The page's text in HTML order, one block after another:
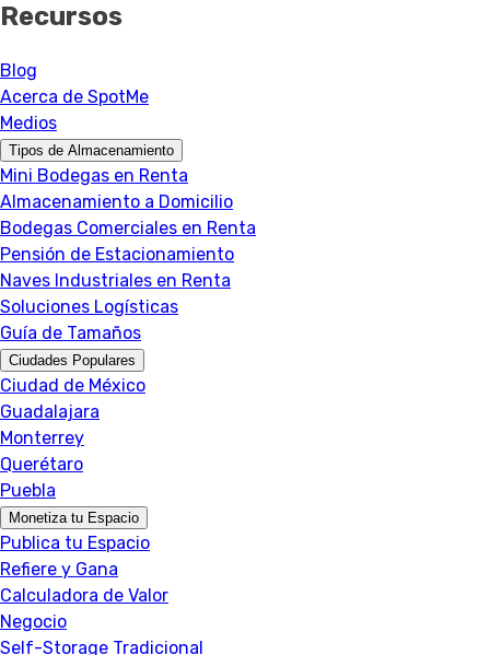
Recursos
Blog
Acerca de SpotMe
Medios
Tipos de Almacenamiento
Mini Bodegas en Renta
Almacenamiento a Domicilio
Bodegas Comerciales en Renta
Pensión de Estacionamiento
Naves Industriales en Renta
Soluciones Logísticas
Guía de Tamaños
Ciudades Populares
Ciudad de México
Guadalajara
Monterrey
Querétaro
Puebla
Monetiza tu Espacio
Publica tu Espacio
Refiere y Gana
Calculadora de Valor
Negocio
Self-Storage Tradicional